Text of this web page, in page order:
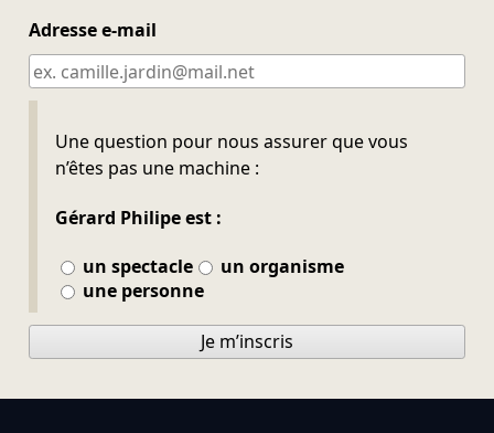
Adresse e-mail
Une question pour nous assurer que vous
n’êtes pas une machine :
Gérard Philipe est :
un spectacle
un organisme
une personne
Ne pas remplir
Je m’inscris